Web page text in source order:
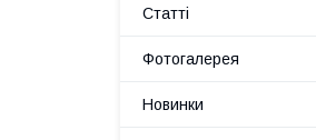
Статті
Фотогалерея
Новинки